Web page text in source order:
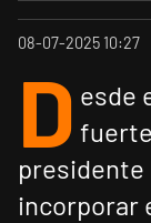
08-07-2025 10:27
D esde
presidente
incorporar